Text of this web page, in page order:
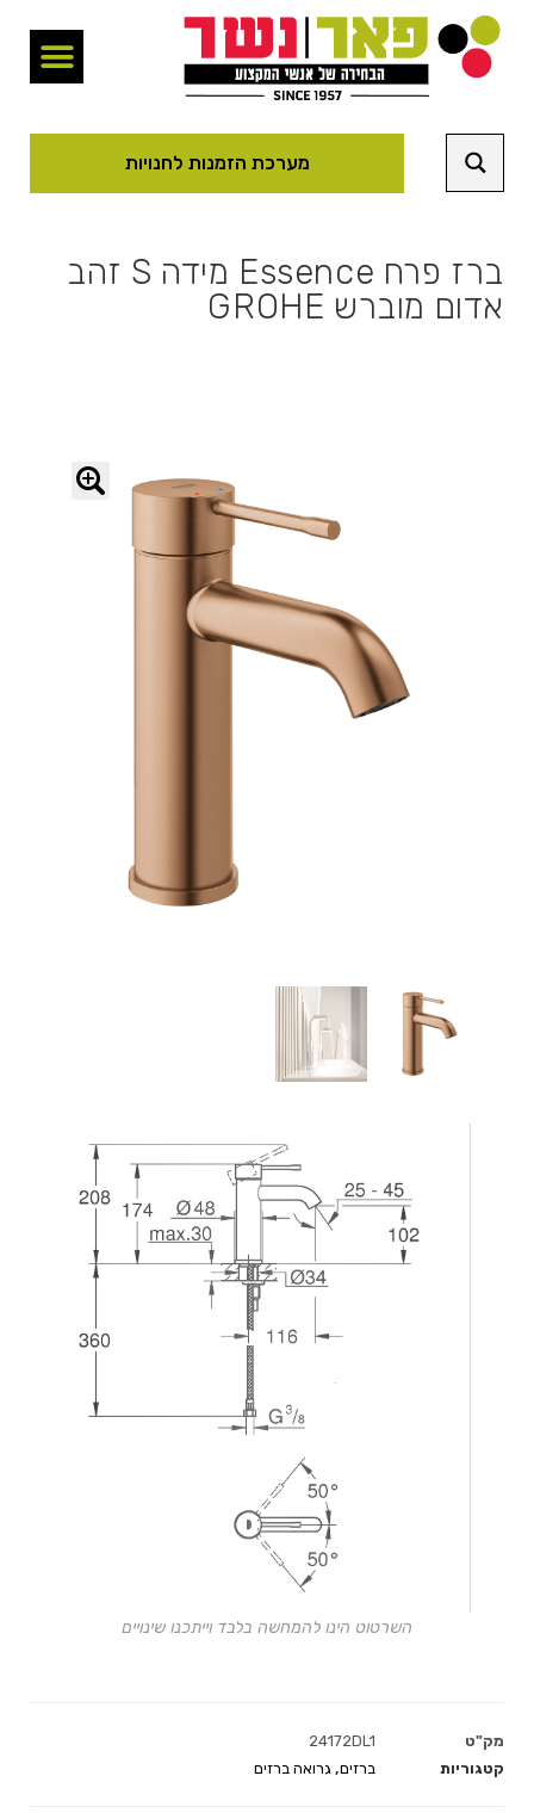
מערכת הזמנות לחנויות
ברז פרח Essence מידה S זהב
אדום מוברש GROHE
מק"ט
24172DL1
קטגוריות
ברזים, גרואה ברזים
השרטוט הינו להמחשה בלבד וייתכנו שינויים